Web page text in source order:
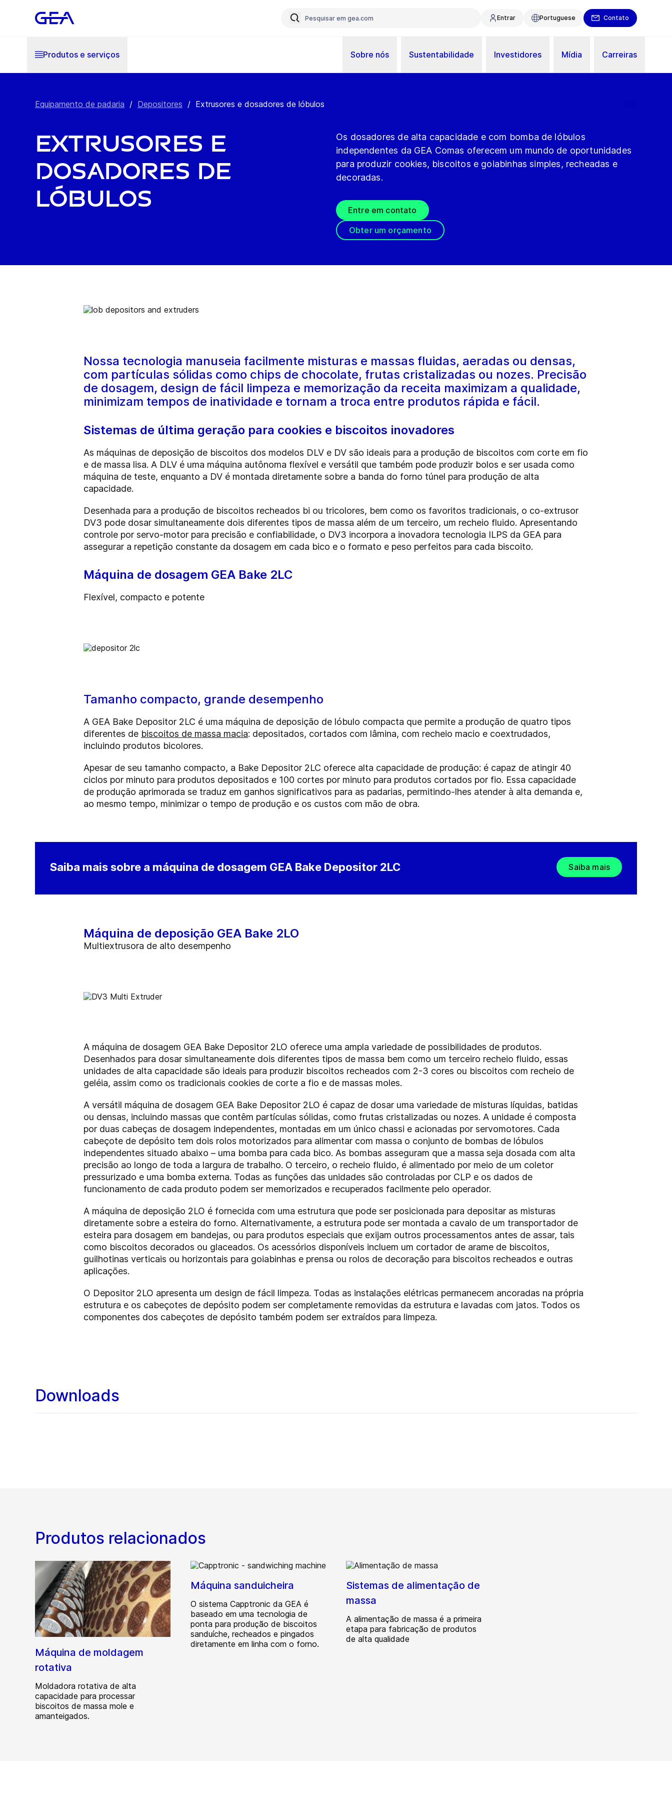
Entrar Portuguese Contato
Produtos e serviços Sobre nós Sustentabilidade Investidores Mídia Carreiras
Equipamento de padaria / Depositores / Extrusores e dosadores de lóbulos
Extrusores e
dosadores de
lóbulos
Os dosadores de alta capacidade e com bomba de lóbulos
independentes da GEA Comas oferecem um mundo de oportunidades
para produzir cookies, biscoitos e goiabinhas simples, recheadas e
decoradas.
Entre em contato
Obter um orçamento
Nossa tecnologia manuseia facilmente misturas e massas fluidas, aeradas ou densas,
com partículas sólidas como chips de chocolate, frutas cristalizadas ou nozes. Precisão
de dosagem, design de fácil limpeza e memorização da receita maximizam a qualidade,
minimizam tempos de inatividade e tornam a troca entre produtos rápida e fácil.
Sistemas de última geração para cookies e biscoitos inovadores
As máquinas de deposição de biscoitos dos modelos DLV e DV são ideais para a produção de biscoitos com corte em fio
e de massa lisa. A DLV é uma máquina autônoma flexível e versátil que também pode produzir bolos e ser usada como
máquina de teste, enquanto a DV é montada diretamente sobre a banda do forno túnel para produção de alta
capacidade.
Desenhada para a produção de biscoitos recheados bi ou tricolores, bem como os favoritos tradicionais, o co-extrusor
DV3 pode dosar simultaneamente dois diferentes tipos de massa além de um terceiro, um recheio fluido. Apresentando
controle por servo-motor para precisão e confiabilidade, o DV3 incorpora a inovadora tecnologia ILPS da GEA para
assegurar a repetição constante da dosagem em cada bico e o formato e peso perfeitos para cada biscoito.
Máquina de dosagem GEA Bake 2LC
Flexível, compacto e potente
Tamanho compacto, grande desempenho
A GEA Bake Depositor 2LC é uma máquina de deposição de lóbulo compacta que permite a produção de quatro tipos
diferentes de biscoitos de massa macia: depositados, cortados com lâmina, com recheio macio e coextrudados,
incluindo produtos bicolores.
Apesar de seu tamanho compacto, a Bake Depositor 2LC oferece alta capacidade de produção: é capaz de atingir 40
ciclos por minuto para produtos depositados e 100 cortes por minuto para produtos cortados por fio. Essa capacidade
de produção aprimorada se traduz em ganhos significativos para as padarias, permitindo-lhes atender à alta demanda e,
ao mesmo tempo, minimizar o tempo de produção e os custos com mão de obra.
Saiba mais sobre a máquina de dosagem GEA Bake Depositor 2LC Saiba mais
Máquina de deposição GEA Bake 2LO
Multiextrusora de alto desempenho
A máquina de dosagem GEA Bake Depositor 2LO oferece uma ampla variedade de possibilidades de produtos.
Desenhados para dosar simultaneamente dois diferentes tipos de massa bem como um terceiro recheio fluido, essas
unidades de alta capacidade são ideais para produzir biscoitos recheados com 2-3 cores ou biscoitos com recheio de
geléia, assim como os tradicionais cookies de corte a fio e de massas moles.
A versátil máquina de dosagem GEA Bake Depositor 2LO é capaz de dosar uma variedade de misturas líquidas, batidas
ou densas, incluindo massas que contêm partículas sólidas, como frutas cristalizadas ou nozes. A unidade é composta
por duas cabeças de dosagem independentes, montadas em um único chassi e acionadas por servomotores. Cada
cabeçote de depósito tem dois rolos motorizados para alimentar com massa o conjunto de bombas de lóbulos
independentes situado abaixo – uma bomba para cada bico. As bombas asseguram que a massa seja dosada com alta
precisão ao longo de toda a largura de trabalho. O terceiro, o recheio fluido, é alimentado por meio de um coletor
pressurizado e uma bomba externa. Todas as funções das unidades são controladas por CLP e os dados de
funcionamento de cada produto podem ser memorizados e recuperados facilmente pelo operador.
A máquina de deposição 2LO é fornecida com uma estrutura que pode ser posicionada para depositar as misturas
diretamente sobre a esteira do forno. Alternativamente, a estrutura pode ser montada a cavalo de um transportador de
esteira para dosagem em bandejas, ou para produtos especiais que exijam outros processamentos antes de assar, tais
como biscoitos decorados ou glaceados. Os acessórios disponíveis incluem um cortador de arame de biscoitos,
guilhotinas verticais ou horizontais para goiabinhas e prensa ou rolos de decoração para biscoitos recheados e outras
aplicações.
O Depositor 2LO apresenta um design de fácil limpeza. Todas as instalações elétricas permanecem ancoradas na própria
estrutura e os cabeçotes de depósito podem ser completamente removidas da estrutura e lavadas com jatos. Todos os
componentes dos cabeçotes de depósito também podem ser extraídos para limpeza.
Downloads
Produtos relacionados
Máquina de moldagem
rotativa
Moldadora rotativa de alta
capacidade para processar
biscoitos de massa mole e
amanteigados.
Máquina sanduicheira
O sistema Capptronic da GEA é
baseado em uma tecnologia de
ponta para produção de biscoitos
sanduíche, recheados e pingados
diretamente em linha com o forno.
Sistemas de alimentação de
massa
A alimentação de massa é a primeira
etapa para fabricação de produtos
de alta qualidade